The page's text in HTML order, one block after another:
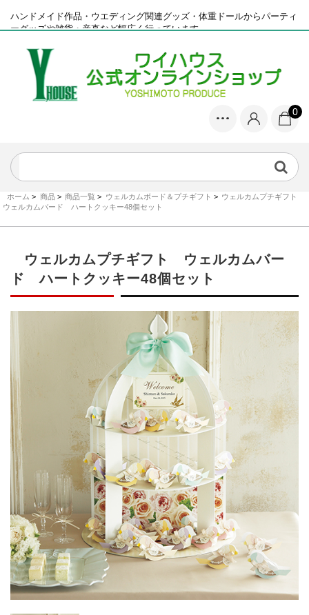
ハンドメイド作品・ウエディング関連グッズ・体重ドールからパーティ
ーグッズや雑貨・産直など幅広く行っています
0
ホーム > 商品> 商品一覧 > ウェルカムボード＆プチギフト > ウェルカムプチギフト
ウェルカムバード ハートクッキー48個セット
ウェルカムプチギフト ウェルカムバー
ド ハートクッキー48個セット